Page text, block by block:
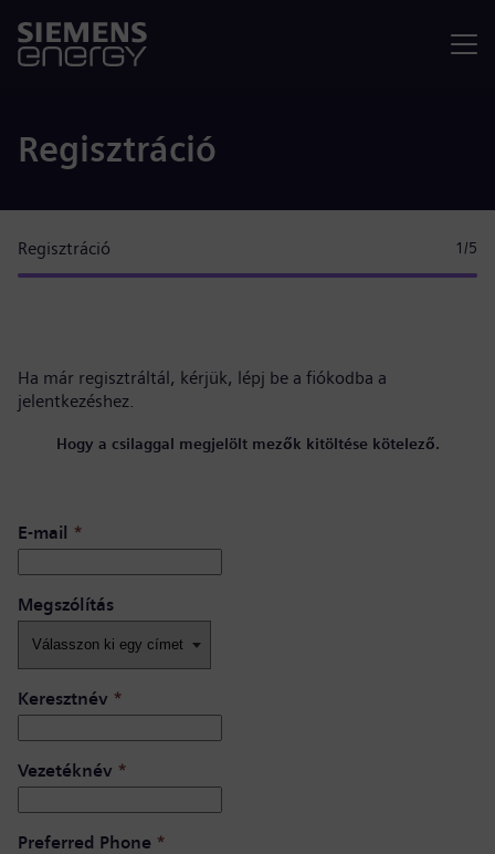
Regisztráció
Regisztráció 1 /5
Ha már regisztráltál, kérjük, lépj be a fiókodba a
jelentkezéshez.
Hogy a csilaggal megjelölt mezők kitöltése kötelező.
E-mail *
Megszólítás
Keresztnév *
Vezetéknév *
Preferred Phone *